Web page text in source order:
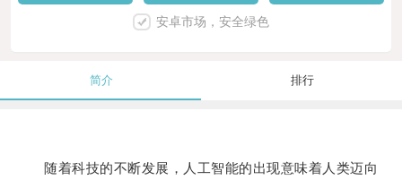
安卓市场，安全绿色
简介 排行
随着科技的不断发展，人工智能的出现意味着人类迈向